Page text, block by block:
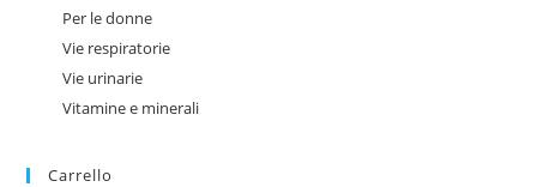
Per le donne
Vie respiratorie
Vie urinarie
Vitamine e minerali
Carrello